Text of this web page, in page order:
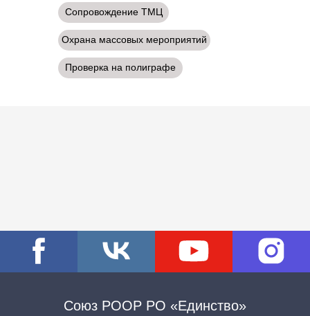
Сопровождение ТМЦ
Охрана массовых мероприятий
Проверка на полиграфе
Союз РООР РО «Единство»